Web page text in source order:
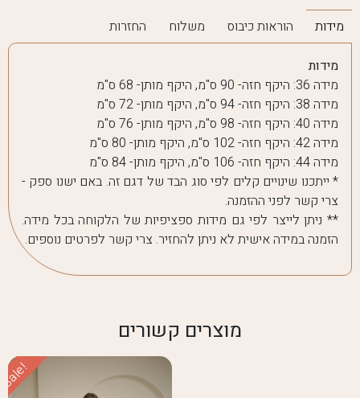
מידות הוראות כיבוס משלוח החזרות
מידות
מידה 36: היקף חזה- 90 ס"מ, היקף מותן- 68 ס"מ
מידה 38: היקף חזה- 94 ס"מ, היקף מותן- 72 ס"מ
מידה 40: היקף חזה- 98 ס"מ, היקף מותן- 76 ס"מ
מידה 42: היקף חזה- 102 ס"מ, היקף מותן- 80 ס"מ
מידה 44: היקף חזה- 106 ס"מ, היקף מותן- 84 ס"מ
* ייתכנו שינויים קלים לפי סוג הבד של דגם זה. באם ישנו ספק -
צרי קשר לפני ההזמנה.
** ניתן לייצר לפי גם מידות ספציפיות של הלקוחה בכל מידה.
הזמנה במידה אישית לא ניתן להחזיר. צרי קשר לפרטים נוספים.
מוצרים קשורים